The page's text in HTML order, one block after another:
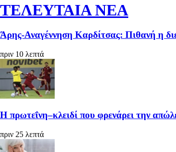
ΤΕΛΕΥΤΑΙΑ ΝΕΑ
Άρης-Αναγέννηση Καρδίτσας: Πιθανή η
πριν 10 λεπτά
Η πρωτεΐνη–κλειδί που φρενάρει την
πριν 25 λεπτά